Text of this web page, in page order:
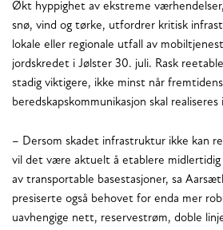
Økt hyppighet av ekstreme
snø, vind og tørke, utfordrer kritisk
lokale eller regionale utfall av
jordskredet i Jølster 30. juli. Rask
stadig viktigere, ikke minst når
beredskapskommunikasjon skal
– Dersom skadet infrastruktur ikke kan
vil det være aktuelt å etablere midlertidig
av transportable basestasjoner, sa
presiserte også behovet for enda mer
uavhengige nett, reservestrøm, doble